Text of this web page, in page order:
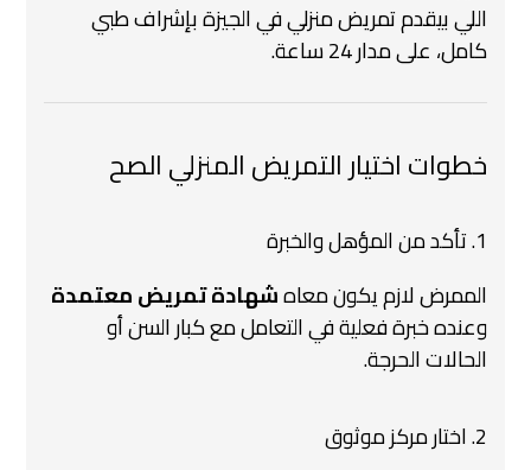
اللي بيقدم تمريض منزلي في الجيزة بإشراف طبي
كامل، على مدار 24 ساعة.
خطوات اختيار التمريض المنزلي الصح
1. تأكد من المؤهل والخبرة
الممرض لازم يكون معاهشهادة تمريض معتمدة
وعنده خبرة فعلية في التعامل مع كبار السن أو
الحالات الحرجة.
2. اختار مركز موثوق